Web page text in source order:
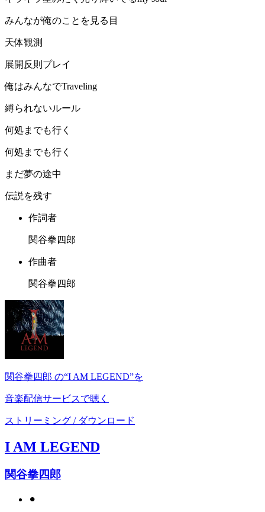
みんなが俺のことを見る目
天体観測
展開反則プレイ
俺はみんなでTraveling
縛られないルール
何処までも行く
何処までも行く
まだ夢の途中
伝説を残す
作詞者
関谷拳四郎
作曲者
関谷拳四郎
関谷拳四郎 の“I AM LEGEND”を
音楽配信サービスで聴く
ストリーミング / ダウンロード
I AM LEGEND
関谷拳四郎
⚫︎